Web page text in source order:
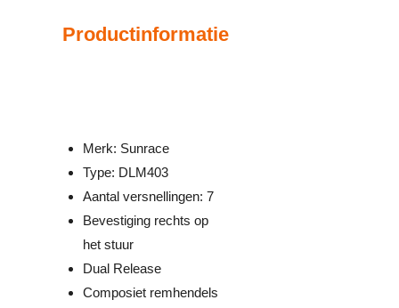
Productinformatie
Merk: Sunrace
Type: DLM403
Aantal versnellingen: 7
Bevestiging rechts op
het stuur
Dual Release
Composiet remhendels